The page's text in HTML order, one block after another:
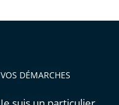
VOS DÉMARCHES